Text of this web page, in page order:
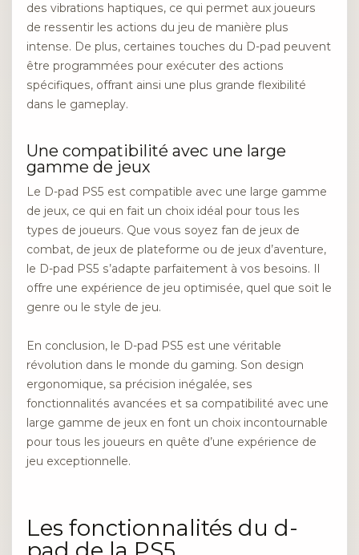
des vibrations haptiques, ce qui permet aux joueurs
de ressentir les actions du jeu de manière plus
intense. De plus, certaines touches du D-pad peuvent
être programmées pour exécuter des actions
spécifiques, offrant ainsi une plus grande flexibilité
dans le gameplay.
Une compatibilité avec une large
gamme de jeux
Le D-pad PS5 est compatible avec une large gamme
de jeux, ce qui en fait un choix idéal pour tous les
types de joueurs. Que vous soyez fan de jeux de
combat, de jeux de plateforme ou de jeux d’aventure,
le D-pad PS5 s’adapte parfaitement à vos besoins. Il
offre une expérience de jeu optimisée, quel que soit le
genre ou le style de jeu.
En conclusion, le D-pad PS5 est une véritable
révolution dans le monde du gaming. Son design
ergonomique, sa précision inégalée, ses
fonctionnalités avancées et sa compatibilité avec une
large gamme de jeux en font un choix incontournable
pour tous les joueurs en quête d’une expérience de
jeu exceptionnelle.
Les fonctionnalités du d-